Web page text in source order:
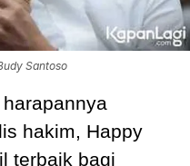
Santoso
hakim, Happy
terbaik bagi